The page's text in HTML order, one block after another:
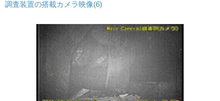
調査装置の搭載カメラ映像(6)